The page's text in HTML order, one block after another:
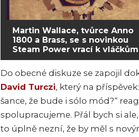
Martin Wallace, tvůrce Anno
1800 a Brass, se s novinkou
Steam Power vrací k vláčkům
Do obecné diskuze se zapojil
David Turczi, který na
šance, že bude i sólo mód?“
spolupracujeme. Přál bych si
to úplně nezní, že by měl s